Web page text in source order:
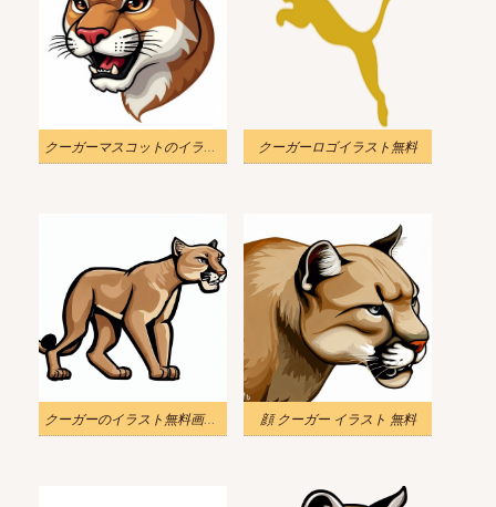
クーガーマスコットのイラスト画像 クーガーロゴイラスト無料
クーガーのイラスト無料画像 4 顔 クーガー イラスト 無料